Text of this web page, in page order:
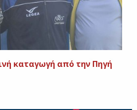
καταγωγή από την Πηγή